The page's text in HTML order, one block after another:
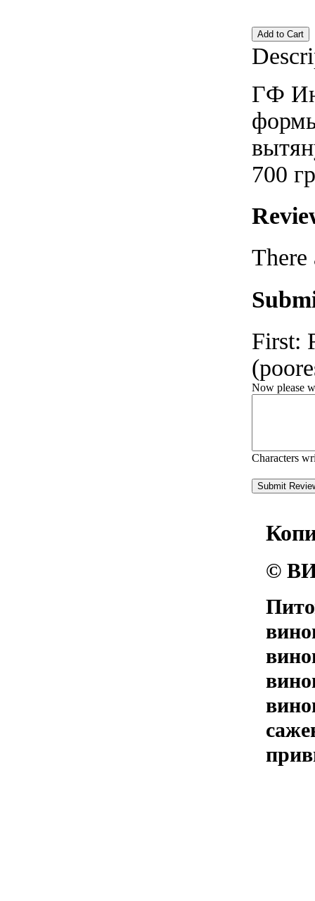
ГФ
700
There
First:
Now please
Characters
©